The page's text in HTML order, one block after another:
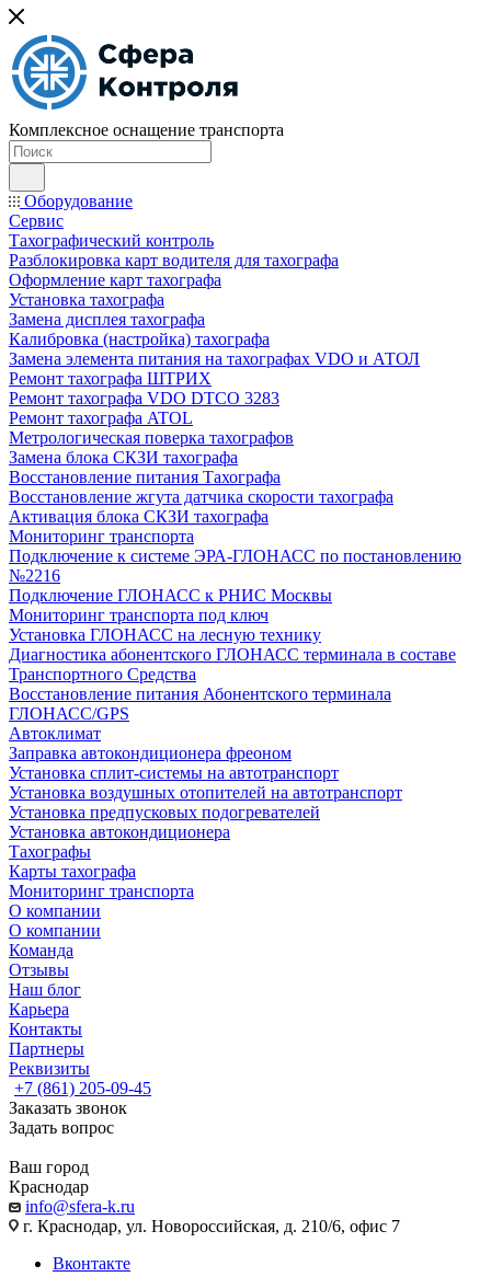
Комплексное оснащение транспорта
Оборудование
Сервис
Тахографический контроль
Разблокировка карт водителя для тахографа
Оформление карт тахографа
Установка тахографа
Замена дисплея тахографа
Калибровка (настройка) тахографа
Замена элемента питания на тахографах VDO и АТОЛ
Ремонт тахографа ШТРИХ
Ремонт тахографа VDO DTCO 3283
Ремонт тахографа ATOL
Метрологическая поверка тахографов
Замена блока СКЗИ тахографа
Восстановление питания Тахографа
Восстановление жгута датчика скорости тахографа
Активация блока СКЗИ тахографа
Мониторинг транспорта
Подключение к системе ЭРА-ГЛОНАСС по постановлению
№2216
Подключение ГЛОНАСС к РНИС Москвы
Мониторинг транспорта под ключ
Установка ГЛОНАСС на лесную технику
Диагностика абонентского ГЛОНАСС терминала в составе
Транспортного Средства
Восстановление питания Абонентского терминала
ГЛОНАСС/GPS
Автоклимат
Заправка автокондиционера фреоном
Установка сплит-системы на автотранспорт
Установка воздушных отопителей на автотранспорт
Установка предпусковых подогревателей
Установка автокондиционера
Тахографы
Карты тахографа
Мониторинг транспорта
О компании
О компании
Команда
Отзывы
Наш блог
Карьера
Контакты
Партнеры
Реквизиты
+7 (861) 205-09-45
Заказать звонок
Задать вопрос
Ваш город
Краснодар
info@sfera-k.ru
г. Краснодар, ул. Новороссийская, д. 210/6, офис 7
Вконтакте